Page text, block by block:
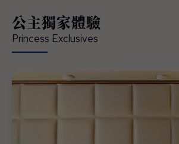
公主獨家體驗
Princess Exclusives